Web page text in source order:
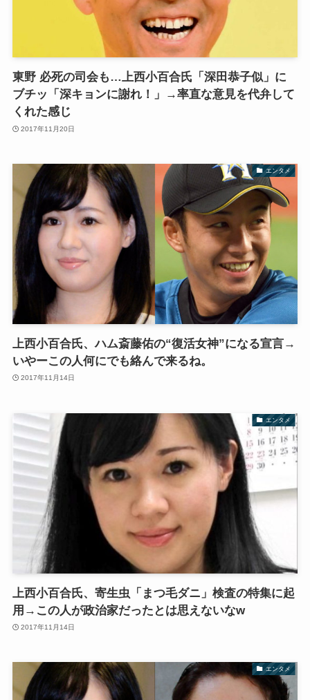
東野 必死の司会も…上西小百合氏「深田恭子似」に
ブチッ「深キョンに謝れ！」→率直な意見を代弁して
くれた感じ
2017年11月20日
エンタメ
上西小百合氏、ハム斎藤佑の“復活女神”になる宣言→
いやーこの人何にでも絡んで来るね。
2017年11月14日
エンタメ
上西小百合氏、寄生虫「まつ毛ダニ」検査の特集に起
用→この人が政治家だったとは思えないなw
2017年11月14日
エンタメ